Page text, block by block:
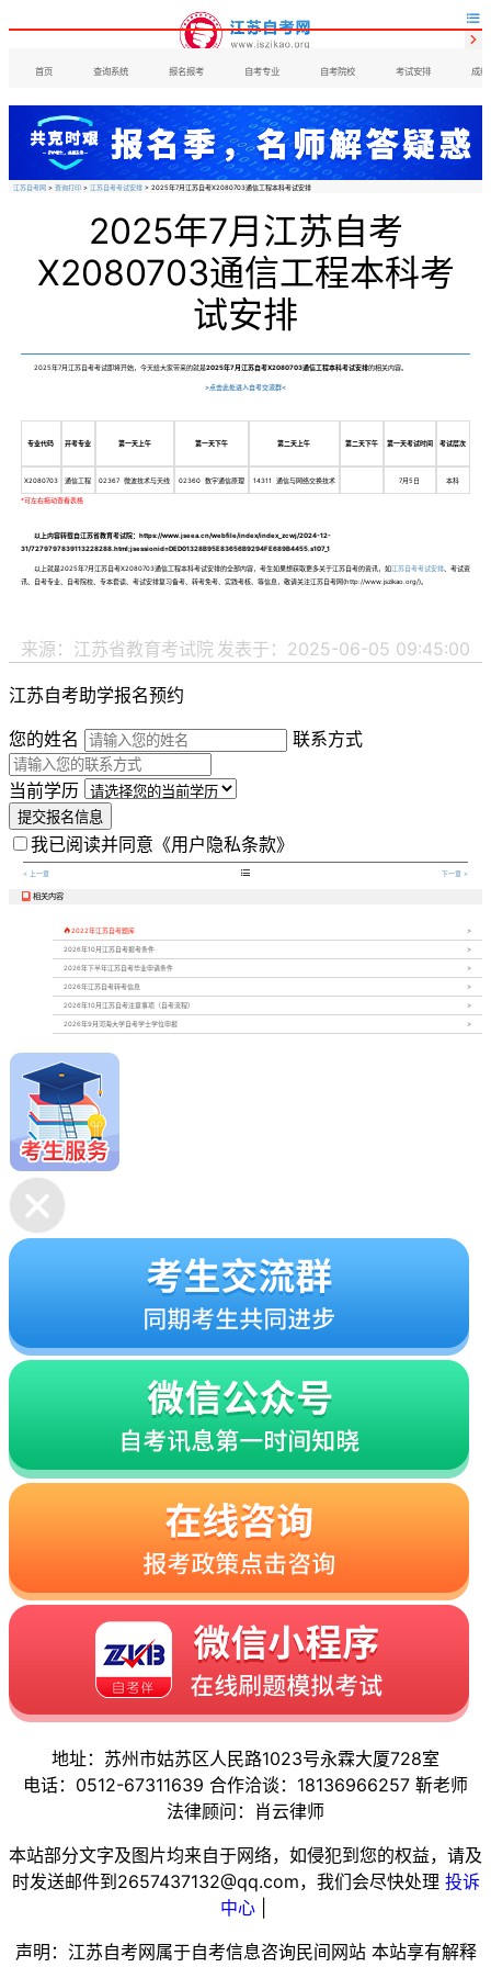

首页 查询系统 报名报考 自考专业 自考院校 考试安排 成绩

江苏自考网 > 查询打印 > 江苏自考考试安排 > 2025年7月江苏自考X2080703通信工程本科考试安排
2025年7月江苏自考
X2080703通信工程本科考
试安排
2025年7月江苏自考考试即将开始，今天给大家带来的就是2025年7月江苏自考X2080703通信工程本科考试安排的相关内容。
>点击此处进入自考交流群<
专业代码 开考专业 第一天上午 第一天下午 第二天上午 第二天下午 第一天考试时间 考试层次
X2080703 通信工程 02367 微波技术与天线 02360 数字通信原理 14311 通信与网络交换技术 7月5日 本科
以上内容转载自江苏省教育考试院：https://www.jseea.cn/webfile/index/index_zcwj/2024-12-
31/7279797839113228288.html;jsessionid=DED01328B95E83656B9294FE689B4455.s107_1
以上就是2025年7月江苏自考X2080703通信工程本科考试安排的全部内容，考生如果想获取更多关于江苏自考的资讯，如江苏自考考试安排、考试资
讯、自考专业、自考院校、专本套读、考试安排复习备考、转考免考、实践考核、等信息，敬请关注江苏自考网(http://www.jszikao.org/)。
来源：江苏省教育考试院 发表于：2025-06-05 09:45:00
江苏自考助学报名预约
您的姓名
联系方式
当前学历
提交报名信息
我已阅读并同意 《用户隐私条款》
< 上一章  下一章 >
 相关内容
2022年江苏自考题库
2026年10月江苏自考报考条件
2026年下半年江苏自考毕业申请条件
2026年江苏自考转考信息
2026年10月江苏自考注意事项（自考流程）
2026年9月河海大学自考学士学位申报
地址：苏州市姑苏区人民路1023号永霖大厦728室
电话：0512-67311639 合作洽谈：18136966257 靳老师
法律顾问：肖云律师
本站部分文字及图片均来自于网络，如侵犯到您的权益，请及
时发送邮件到2657437132@qq.com，我们会尽快处理 投诉
中心|
声明：江苏自考网属于自考信息咨询民间网站 本站享有解释